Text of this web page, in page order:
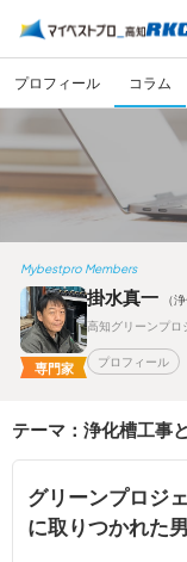
プロフィール コラム
Mybestpro Members
専門家
掛水真一
（
高知グリーンプロ
プロフィール
テーマ：浄化槽工事
グリーンプロジ
に取りつかれた